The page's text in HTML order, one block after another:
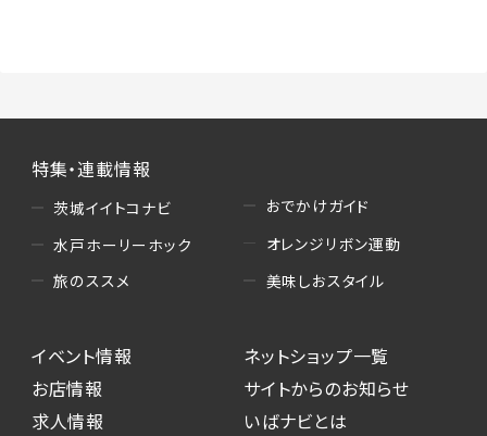
特集・連載情報
茨城イイトコナビ
水戸ホーリーホック
旅のススメ
おでかけガイド
オレンジリボン運動
美味しおスタイル
イベント情報
お店情報
求人情報
ネットショップ一覧
サイトからのお知らせ
いばナビとは